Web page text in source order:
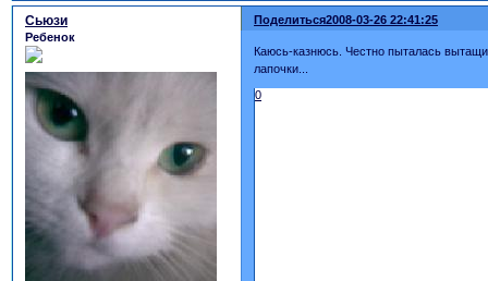
Поделиться2008-03-26 22:41:25
Сьюзи
Ребенок
Каюсь-казнюсь. Честно пыталась
лапочки...
0